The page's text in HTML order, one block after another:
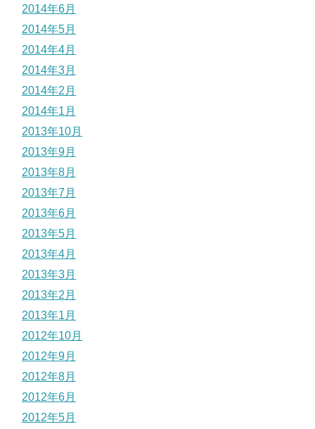
2014年6月
2014年5月
2014年4月
2014年3月
2014年2月
2014年1月
2013年10月
2013年9月
2013年8月
2013年7月
2013年6月
2013年5月
2013年4月
2013年3月
2013年2月
2013年1月
2012年10月
2012年9月
2012年8月
2012年6月
2012年5月